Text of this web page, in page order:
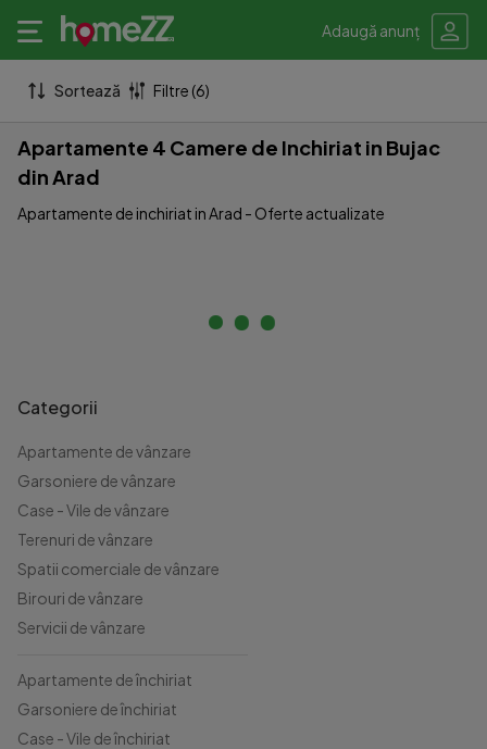
Adaugă anunț
Sortează Filtre (6)
Apartamente 4 Camere de Inchiriat in Bujac
din Arad
Apartamente de inchiriat in Arad - Oferte actualizate
Categorii
Apartamente de vânzare
Garsoniere de vânzare
Case - Vile de vânzare
Terenuri de vânzare
Spatii comerciale de vânzare
Birouri de vânzare
Servicii de vânzare
Apartamente de închiriat
Garsoniere de închiriat
Case - Vile de închiriat